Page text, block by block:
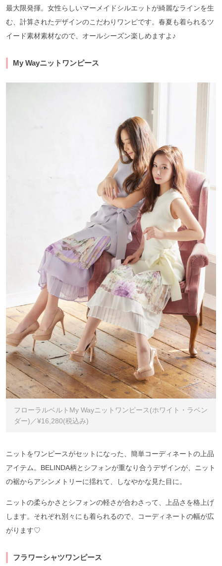
最大限発揮。女性らしいマーメイドシルエットが綺麗なラインを生
む、計算されたデザインのこだわりワンピです。春夏も着られるツ
イード素材素材なので、オールシーズン楽しめますよ♪
My Wayニットワンピース
フローラルベルトMy Wayニットワンピース(ホワイト・ラベン
ダー)／¥16,280(税込み)
ニットをワンピースがセットになった、簡単コーディネートの上品
アイテム。BELINDA柄とシフォンが重なり合うデザインが、ニット
の裾からアシンメトリーに揺れて、しなやかな見た目に。
ニットの柔らかさとシフォンの軽さが合わさって、上品さを格上げ
します。それぞれ別々にも着られるので、コーディネートの幅が広
がります♡
フラワーシャツワンピース